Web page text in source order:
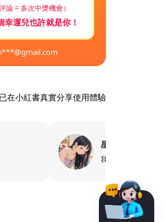
論 = 多次中獎機會）
運兒也許就是你！
在小紅書真實分享使用體驗
星***7
我只用卡樂卡